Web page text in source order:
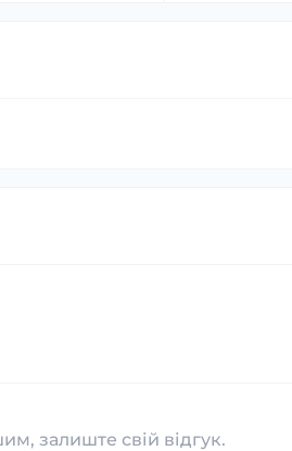
залиште свій відгук.